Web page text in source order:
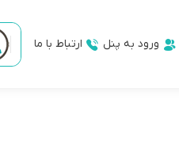
ورود به پنل ارتباط با ما